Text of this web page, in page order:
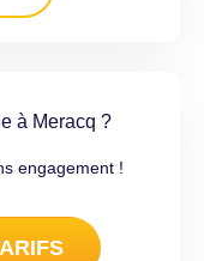
à Meracq ?
engagement !